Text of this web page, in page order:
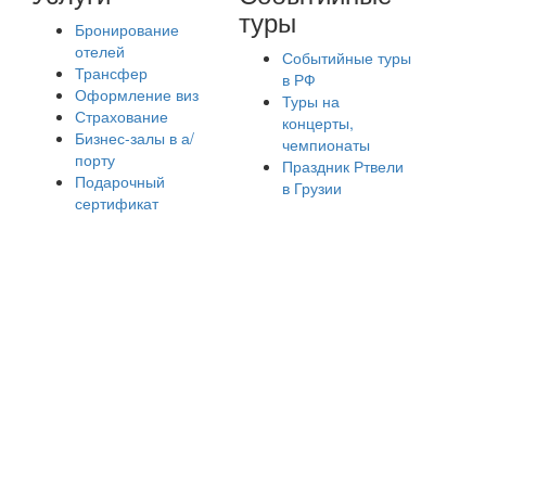
Бронирование
отелей
Трансфер
Оформление виз
Страхование
Бизнес-залы в а/
порту
Подарочный
сертификат
туры
Событийные туры
в РФ
Туры на
концерты,
чемпионаты
Праздник Ртвели
в Грузии